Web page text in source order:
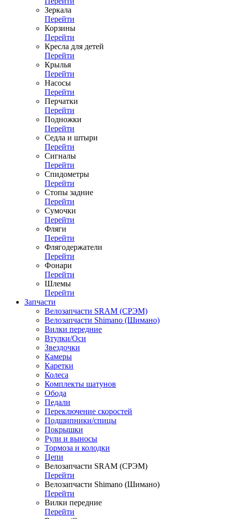
Зеркала
Перейти
Корзины
Перейти
Кресла для детей
Перейти
Крылья
Перейти
Насосы
Перейти
Перчатки
Перейти
Подножки
Перейти
Седла и штыри
Перейти
Сигналы
Перейти
Спидометры
Перейти
Стопы задние
Перейти
Сумочки
Перейти
Фляги
Перейти
Флягодержатели
Перейти
Фонари
Перейти
Шлемы
Перейти
Запчасти
Велозапчасти SRAM (СРЭМ)
Велозапчасти Shimano (Шимано)
Вилки передние
Втулки/Оси
Звездочки
Камеры
Каретки
Колеса
Комплекты шатунов
Обода
Педали
Переключение скоростей
Подшипники/спицы
Покрышки
Рули и выносы
Тормоза и колодки
Цепи
Велозапчасти SRAM (СРЭМ)
Перейти
Велозапчасти Shimano (Шимано)
Перейти
Вилки передние
Перейти